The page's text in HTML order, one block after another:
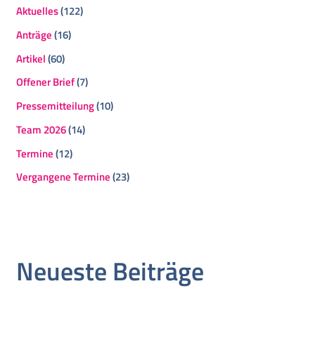
Aktuelles(122)
Anträge(16)
Artikel(60)
Offener Brief(7)
Pressemitteilung(10)
Team 2026(14)
Termine(12)
Vergangene Termine(23)
Neueste Beiträge